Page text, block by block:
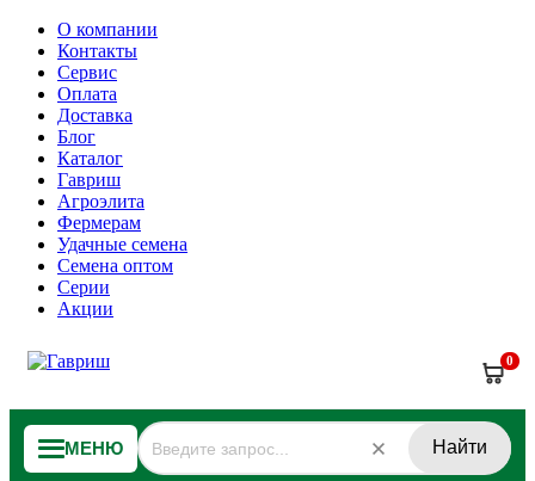
О компании
Контакты
Сервис
Оплата
Доставка
Блог
Каталог
Гавриш
Агроэлита
Фермерам
Удачные семена
Семена оптом
Серии
Акции
0
МЕНЮ Найти